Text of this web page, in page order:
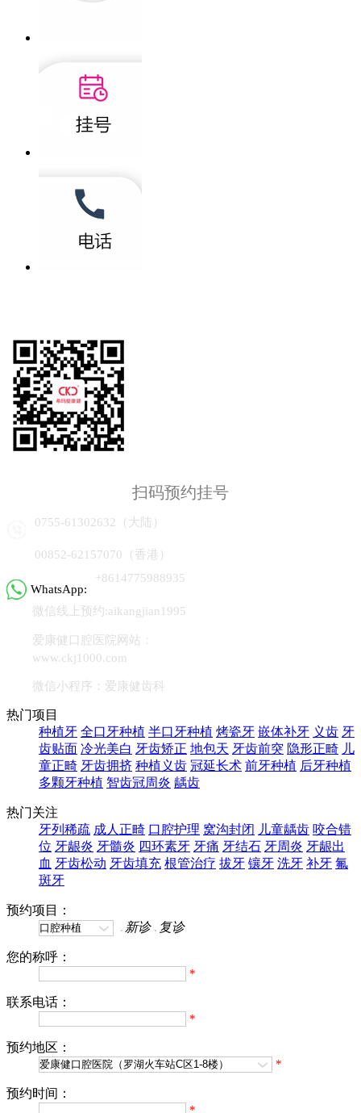
扫码预约挂号
0755-61302632（大陆）
00852-62157070（香港）
WhatsApp:
+8614775988935
微信线上预约:aikangjian1995
爱康健口腔医院网站：
www.ckj1000.com
微信小程序：爱康健齿科
热门项目
种植牙 全口牙种植 半口牙种植 烤瓷牙 嵌体补牙 义齿 牙
齿贴面 冷光美白 牙齿矫正 地包天 牙齿前突 隐形正畸 儿
童正畸 牙齿拥挤 种植义齿 冠延长术 前牙种植 后牙种植
多颗牙种植 智齿冠周炎 龋齿
热门关注
牙列稀疏 成人正畸 口腔护理 窝沟封闭 儿童龋齿 咬合错
位 牙龈炎 牙髓炎 四环素牙 牙痛 牙结石 牙周炎 牙龈出
血 牙齿松动 牙齿填充 根管治疗 拔牙 镶牙 洗牙 补牙 氟
斑牙
预约项目：
新诊
复诊
您的称呼：
*
联系电话：
*
预约地区：
*
预约时间：
*